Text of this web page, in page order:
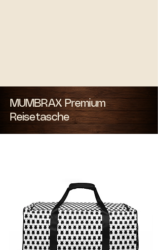
MUMBRAX Premium
Reisetasche